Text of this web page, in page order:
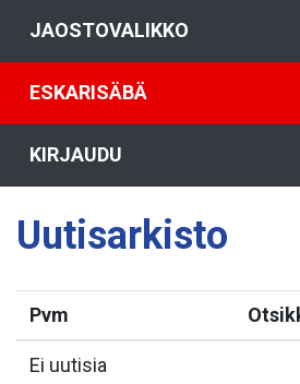
JAOSTOVALIKKO
ESKARISÄBÄ
KIRJAUDU
Uutisarkisto
Pvm
Ei uutisia